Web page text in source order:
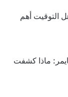
التوقيت أهم
ماذا كشفت